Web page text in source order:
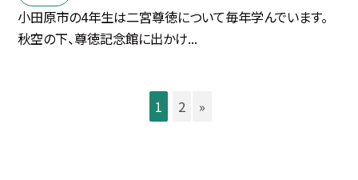
小田原市の4年生は二宮尊徳について毎年学んでいます。
秋空の下、尊徳記念館に出かけ...
1 2 »